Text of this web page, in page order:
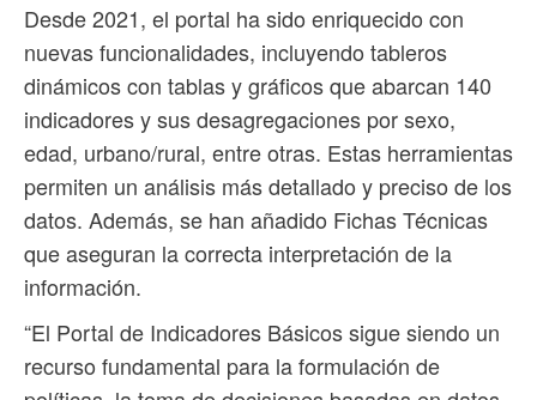
Desde 2021, el portal ha sido enriquecido con
nuevas funcionalidades, incluyendo tableros
dinámicos con tablas y gráficos que abarcan 140
indicadores y sus desagregaciones por sexo,
edad, urbano/rural, entre otras. Estas herramientas
permiten un análisis más detallado y preciso de los
datos. Además, se han añadido Fichas Técnicas
que aseguran la correcta interpretación de la
información.
“El Portal de Indicadores Básicos sigue siendo un
recurso fundamental para la formulación de